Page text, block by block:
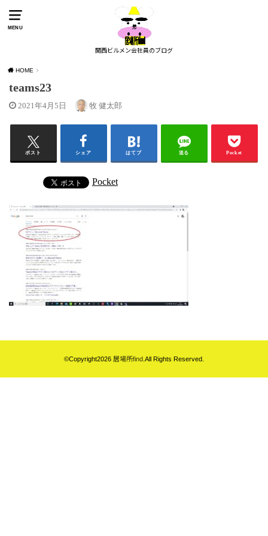
MENU
関西ビルメン会社員のブログ
HOME
teams23
2021年4月5日 牧 健太郎
ポスト シェア はてブ 送る Pocket
Pocket
©Copyright2026 居場所find.All Rights Reserved.